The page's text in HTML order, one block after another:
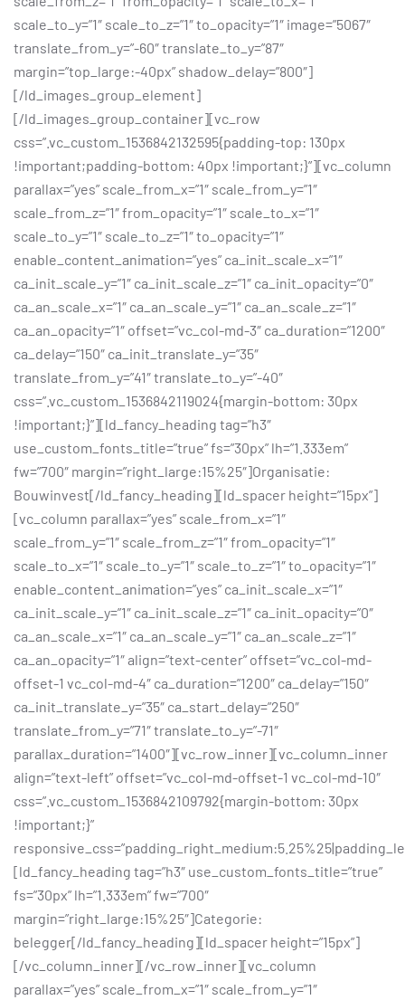
scale_to_y=”1″ scale_to_z=”1″ to_opacity=”1″ image=”5067″
translate_from_y=”-60″ translate_to_y=”87″
margin=”top_large:-40px” shadow_delay=”800″]
[/ld_images_group_element]
[/ld_images_group_container][vc_row
css=”.vc_custom_1536842132595{padding-top: 130px
!important;padding-bottom: 40px !important;}”][vc_column
parallax=”yes” scale_from_x=”1″ scale_from_y=”1″
scale_from_z=”1″ from_opacity=”1″ scale_to_x=”1″
scale_to_y=”1″ scale_to_z=”1″ to_opacity=”1″
enable_content_animation=”yes” ca_init_scale_x=”1″
ca_init_scale_y=”1″ ca_init_scale_z=”1″ ca_init_opacity=”0″
ca_an_scale_x=”1″ ca_an_scale_y=”1″ ca_an_scale_z=”1″
ca_an_opacity=”1″ offset=”vc_col-md-3″ ca_duration=”1200″
ca_delay=”150″ ca_init_translate_y=”35″
translate_from_y=”41″ translate_to_y=”-40″
css=”.vc_custom_1536842119024{margin-bottom: 30px
!important;}”][ld_fancy_heading tag=”h3″
use_custom_fonts_title=”true” fs=”30px” lh=”1.333em”
fw=”700″ margin=”right_large:15%25″]Organisatie:
Bouwinvest[/ld_fancy_heading][ld_spacer height=”15px”]
[vc_column parallax=”yes” scale_from_x=”1″
scale_from_y=”1″ scale_from_z=”1″ from_opacity=”1″
scale_to_x=”1″ scale_to_y=”1″ scale_to_z=”1″ to_opacity=”1″
enable_content_animation=”yes” ca_init_scale_x=”1″
ca_init_scale_y=”1″ ca_init_scale_z=”1″ ca_init_opacity=”0″
ca_an_scale_x=”1″ ca_an_scale_y=”1″ ca_an_scale_z=”1″
ca_an_opacity=”1″ align=”text-center” offset=”vc_col-md-
offset-1 vc_col-md-4″ ca_duration=”1200″ ca_delay=”150″
ca_init_translate_y=”35″ ca_start_delay=”250″
translate_from_y=”71″ translate_to_y=”-71″
parallax_duration=”1400″][vc_row_inner][vc_column_inner
align=”text-left” offset=”vc_col-md-offset-1 vc_col-md-10″
css=”.vc_custom_1536842109792{margin-bottom: 30px
!important;}”
[ld_fancy_heading tag=”h3″ use_custom_fonts_title=”true”
fs=”30px” lh=”1.333em” fw=”700″
margin=”right_large:15%25″]Categorie:
belegger[/ld_fancy_heading][ld_spacer height=”15px”]
[/vc_column_inner][/vc_row_inner][vc_column
parallax=”yes” scale_from_x=”1″ scale_from_y=”1″